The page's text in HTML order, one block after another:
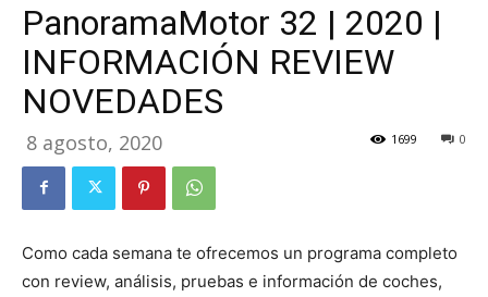
PanoramaMotor 32 | 2020 |
INFORMACIÓN REVIEW
NOVEDADES
8 agosto, 2020 0
1699
Como cada semana te ofrecemos un programa completo
con review, análisis, pruebas e información de coches,